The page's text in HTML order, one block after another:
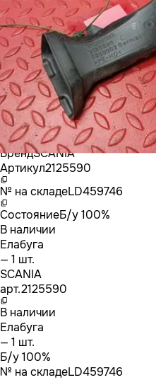
БрендSCANIA
Артикул2125590
№ на складеLD459746
СостояниеБ/у 100%
В наличии
Елабуга
— 1 шт.
SCANIA
арт.2125590
В наличии
Елабуга
— 1 шт.
Б/у 100%
№ на складеLD459746